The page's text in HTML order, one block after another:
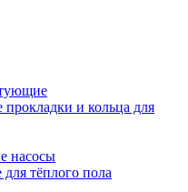
и кольца для
насосы
тёплого пола